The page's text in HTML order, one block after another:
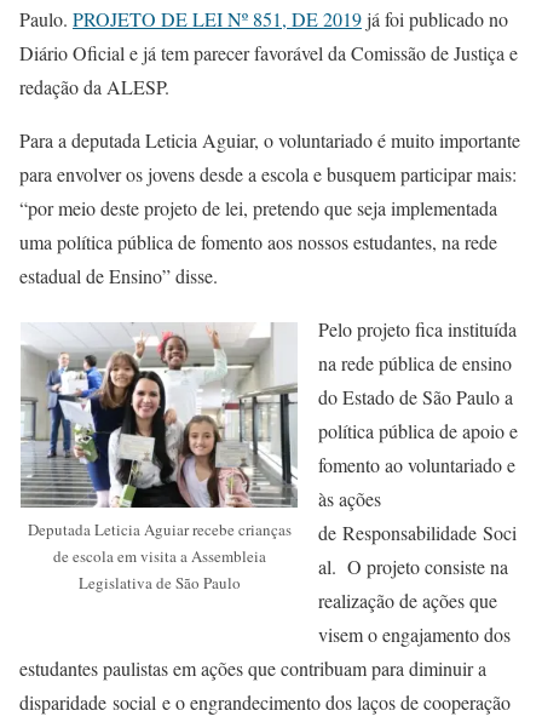
Paulo. PROJETO DE LEI Nº 851, DE 2019já foi publicado no
Diário Oficial e já tem parecer favorável da Comissão de Justiça e
redação da ALESP.
Para a deputada Leticia Aguiar, o voluntariado é muito importante
para envolver os jovens desde a escola e busquem participar mais:
“por meio deste projeto de lei, pretendo que seja implementada
uma política pública de fomento aos nossos estudantes, na rede
estadual de Ensino” disse.
Deputada Leticia Aguiar recebe crianças
de escola em visita a Assembleia
Legislativa de São Paulo
Pelo projeto fica instituída
na rede pública de ensino
do Estado de São Paulo a
política pública de apoio e
fomento ao voluntariado e
às ações
de Responsabilidade Soci
al. O projeto consiste na
realização de ações que
visem o engajamento dos
estudantes paulistas em ações que contribuam para diminuir a
disparidade social e o engrandecimento dos laços de cooperação